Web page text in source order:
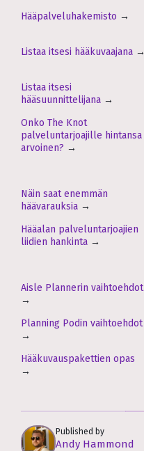
Hääpalveluhakemisto →
Listaa itsesi hääkuvaajana →
Listaa itsesi
hääsuunnittelijana →
Onko The Knot
palveluntarjoajille hintansa
arvoinen? →
Näin saat enemmän
häävarauksia →
Hääalan palveluntarjoajien
liidien hankinta →
Aisle Plannerin vaihtoehdot
→
Planning Podin vaihtoehdot
→
Hääkuvauspakettien opas
→
Published by
Andy Hammond